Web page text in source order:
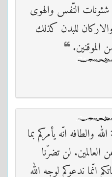
شئونات النّفس والهوى
للبدن كذلك
الموقنين.
والطافه انّه يأمركم بما
العالمين. لن تضرّنا
انّما ندعوكم لوجه الله